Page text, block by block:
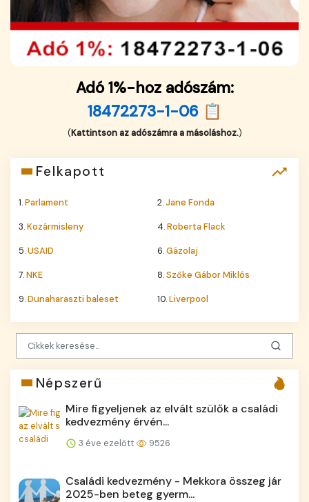
Adó 1%-hoz adószám:
18472273-1-06 📋
(Kattintson az adószámra a másoláshoz.)
Felkapott
1.Parlament 2.Jane Fonda
3.Kozármisleny 4.Roberta Flack
5.USAID 6.Gázolaj
7.NKE 8.Szőke Gábor Miklós
9.Dunaharaszti baleset 10.Liverpool
Népszerű
Mire figyeljenek az elvált szülők a családi
kedvezmény érvén...
3 éve ezelőtt 9526
Családi kedvezmény - Mekkora összeg jár
2025-ben beteg gyerm...